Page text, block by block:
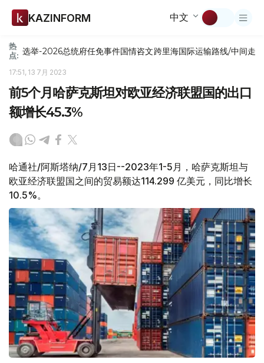
KAZINFORM 中文
热
点: 选举-2026总统府任免事件国情咨文跨里海国际运输路线/中间走廊
17:51, 13 7月 2023
前5个月哈萨克斯坦对欧亚经济联盟国的出口
额增长45.3%
哈通社/阿斯塔纳/7月13日--2023年1-5月，哈萨克斯坦与
欧亚经济联盟国之间的贸易额达114.299 亿美元，同比增长
10.5%。